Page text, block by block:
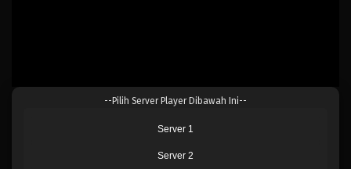
--Pilih Server Player Dibawah Ini--
Server 1
Server 2